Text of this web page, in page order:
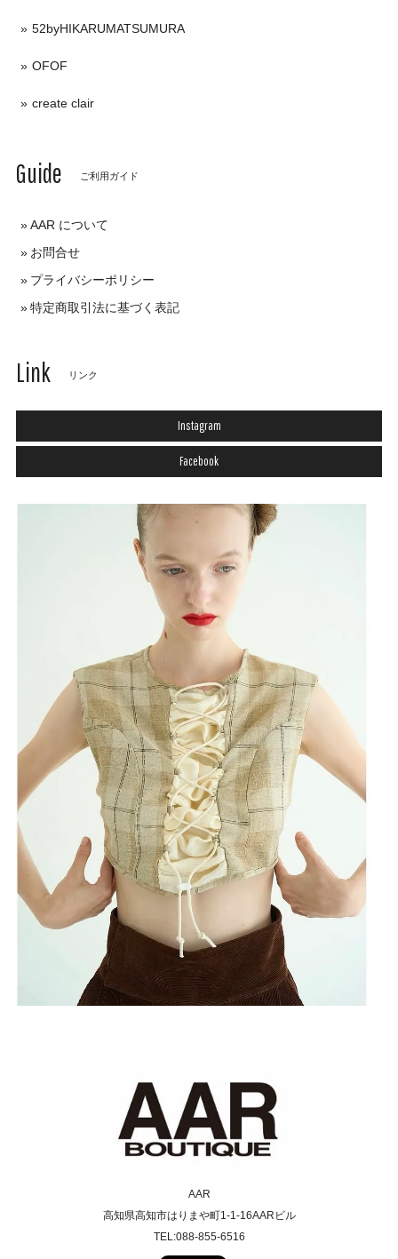
52byHIKARUMATSUMURA
OFOF
create clair
Guide ご利用ガイド
AAR について
お問合せ
プライバシーポリシー
特定商取引法に基づく表記
Link リンク
Instagram
Facebook
AAR
高知県高知市はりまや町1-1-16AARビル
TEL:088-855-6516